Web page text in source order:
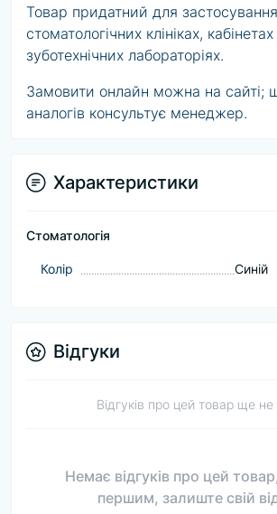
Товар придатний для
стоматологічних клініках,
зуботехнічних лабораторіях.
Замовити онлайн можна на сайті;
аналогів консультує менеджер.
Характеристики
Стоматологія
Колір Синій
Відгуки
Відгуків про цей товар ще не
Немає відгуків про цей
першим, залиште свій